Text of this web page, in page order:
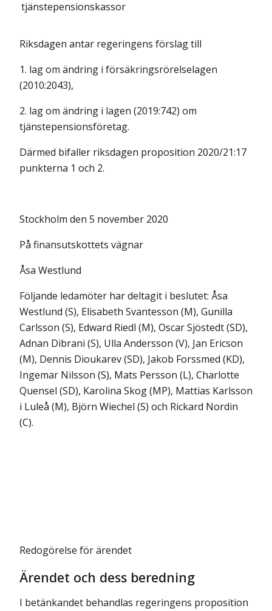
tjänstepensionskassor
Riksdagen antar regeringens förslag till
1. lag om ändring i försäkringsrörelselagen
(2010:2043),
2. lag om ändring i lagen (2019:742) om
tjänstepensionsföretag.
Därmed bifaller riksdagen proposition 2020/21:17
punkterna 1 och 2.
Stockholm den 5 november 2020
På finansutskottets vägnar
Åsa Westlund
Följande ledamöter har deltagit i beslutet: Åsa
Westlund (S), Elisabeth Svantesson (M), Gunilla
Carlsson (S), Edward Riedl (M), Oscar Sjöstedt (SD),
Adnan Dibrani (S), Ulla Andersson (V), Jan Ericson
(M), Dennis Dioukarev (SD), Jakob Forssmed (KD),
Ingemar Nilsson (S), Mats Persson (L), Charlotte
Quensel (SD), Karolina Skog (MP), Mattias Karlsson
i Luleå (M), Björn Wiechel (S) och Rickard Nordin
(C).
Redogörelse för ärendet
Ärendet och dess beredning
I betänkandet behandlas regeringens proposition